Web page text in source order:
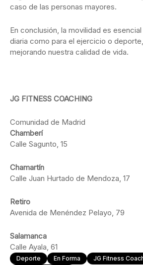
caso de las personas mayores.
En conclusión, la movilidad es
diaria como para el ejercicio o
mejorando nuestra calidad de vida.
JG FITNESS COACHING
Comunidad de Madrid
Chamberí
Calle Sagunto, 15
Chamartín
Calle Juan Hurtado de Mendoza, 17
Retiro
Avenida de Menéndez Pelayo, 79
Salamanca
Calle Ayala, 61
Deporte En Forma
JG Fitness